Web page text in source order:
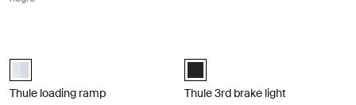
Thule loading ramp Aluminio (selected)
Thule loading ramp
Thule 3rd brake light Negro
Thule 3rd brake light